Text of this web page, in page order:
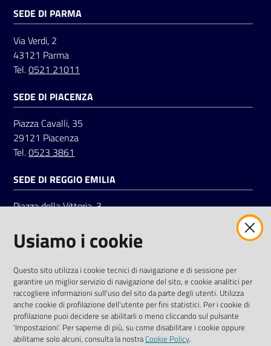
Seguici
su
SEDE DI PARMA
Via Verdi, 2
43121 Parma
Tel.0521 21011
SEDE DI PIACENZA
Piazza Cavalli, 35
29121 Piacenza
Tel.0523 3861
SEDE DI REGGIO EMILIA
Piazza della Vittoria, 3
Tel.0522 7961
LinkedinFacebookInstagram
Usiamo i cookie
Questo sito utilizza i cookie tecnici di navigazione e di sessione per
garantire un miglior servizio di navigazione del sito, e cookie analitici per
raccogliere informazioni sull'uso del sito da parte degli utenti. Utilizza
anche cookie di profilazione dell'utente per fini statistici. Per i cookie di
profilazione puoi decidere se abilitarli o meno cliccando sul pulsante
'Impostazioni'. Per saperne di più, su come disabilitare i cookie oppure
abilitarne solo alcuni, consulta la nostraCookie Policy.